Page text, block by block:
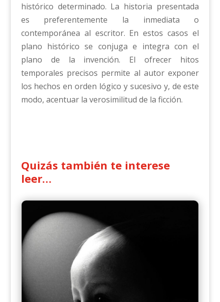
histórico determinado. La historia presentada
es preferentemente la inmediata o
contemporánea al escritor. En estos casos el
plano histórico se conjuga e integra con el
plano de la invención. El ofrecer hitos
temporales precisos permite al autor exponer
los hechos en orden lógico y sucesivo y, de este
modo, acentuar la verosimilitud de la ficción.
Quizás también te interese
leer…